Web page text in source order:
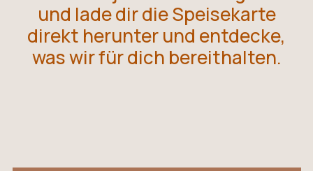
und lade dir die Speisekarte
direkt herunter und entdecke,
was wir für dich bereithalten.